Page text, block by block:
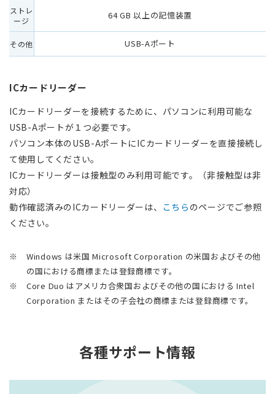
ストレ
ージ
64 GB 以上の記憶装置
その他 USB-Aポート
ICカードリーダー
ICカードリーダーを接続するために、パソコンに利用可能な
USB-Aポートが１つ必要です。
パソコン本体のUSB-AポートにICカードリーダーを直接接続し
て使用してください。
ICカードリーダーは接触型のみ利用可能です。（非接触型は非
対応）
動作確認済みのICカードリーダーは、 こちら のページでご参照
ください。
※
Windows は米国 Microsoft Corporation の米国およびその他
の国における商標または登録商標です。
※
Core Duo はアメリカ合衆国およびその他の国における Intel
Corporation またはその子会社の商標または登録商標です。
各種サポート情報